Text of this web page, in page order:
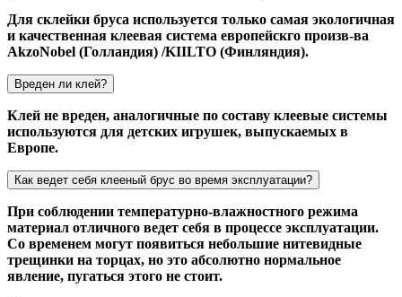
Для склейки бруса используется только самая экологичная
и качественная клеевая система европейскго произв-ва
AkzoNobel (Голландия) /KIILTO (Финляндия).
Вреден ли клей?
Клей не вреден, аналогичные по составу клеевые системы
используются для детских игрушек, выпускаемых в
Европе.
Как ведет себя клееный брус во время эксплуатации?
При соблюдении температурно-влажностного режима
материал отличного ведет себя в процессе эксплуатации.
Со временем могут появиться небольшие нитевидные
трещинки на торцах, но это абсолютно нормальное
явление, пугаться этого не стоит.